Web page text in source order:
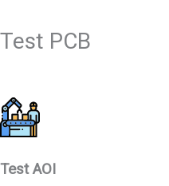
Test PCB
Test AOI